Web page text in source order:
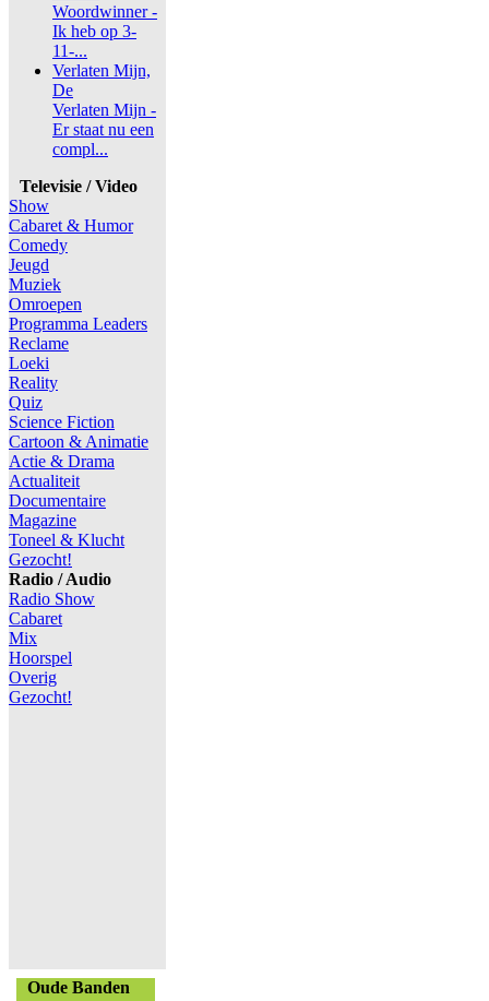
Woordwinner -
Ik heb op 3-
11-...
Verlaten Mijn,
De
Verlaten Mijn -
Er staat nu een
compl...
Televisie / Video
Show
Cabaret & Humor
Comedy
Jeugd
Muziek
Omroepen
Programma Leaders
Reclame
Loeki
Reality
Quiz
Science Fiction
Cartoon & Animatie
Actie & Drama
Actualiteit
Documentaire
Magazine
Toneel & Klucht
Gezocht!
Radio / Audio
Radio Show
Cabaret
Mix
Hoorspel
Overig
Gezocht!
Oude Banden